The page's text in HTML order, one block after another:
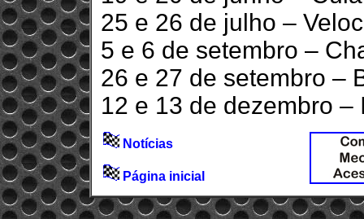
25 e 26 de julho –
5 e 6 de setembro –
26 e 27 de setembro –
12 e 13 de dezembro –
Notícias
Página inicial